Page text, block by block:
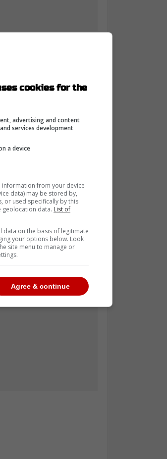
est « plus
ont commencé à
mon niveau
»
« J'ai de
qui compte
Je comprends
après avoir vu
et c'est
cookies for the
advertising and content
services development
a device
from your device
data) may be stored by,
or used specifically by this
geolocation data. List of
data on the basis of legitimate
your options below. Look
site menu to manage or
Agree & continue